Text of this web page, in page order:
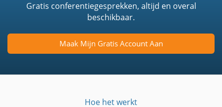
Gratis conferentiegesprekken, altijd en overal
beschikbaar.
Maak Mijn Gratis Account Aan
Hoe het werkt